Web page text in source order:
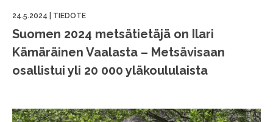
24.5.2024 TIEDOTE
Suomen 2024 metsätietäjä on Ilari
Kämäräinen Vaalasta – Metsävisaan
osallistui yli 20 000 yläkoululaista